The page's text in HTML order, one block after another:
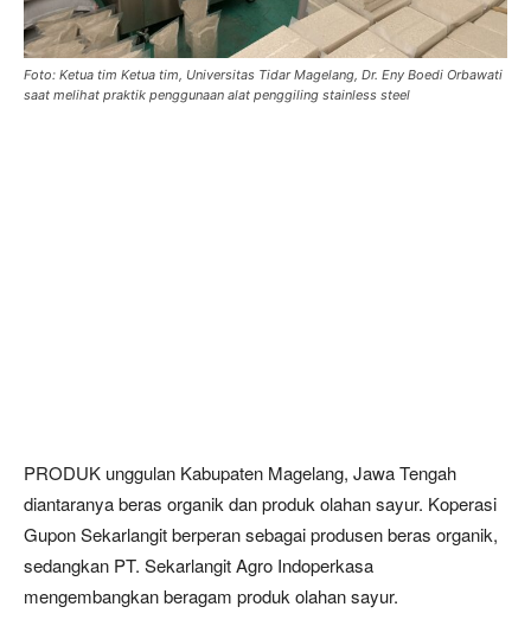
Foto: Ketua tim Ketua tim, Universitas Tidar Magelang, Dr. Eny Boedi Orbawati
saat melihat praktik penggunaan alat penggiling stainless steel
PRODUK unggulan Kabupaten Magelang, Jawa Tengah
diantaranya beras organik dan produk olahan sayur. Koperasi
Gupon Sekarlangit berperan sebagai produsen beras organik,
sedangkan PT. Sekarlangit Agro Indoperkasa
mengembangkan beragam produk olahan sayur.